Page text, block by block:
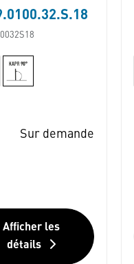
Sur demande
Afficher les
détails